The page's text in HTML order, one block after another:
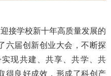
接学校新十年高质量发展的
六届创新创业大会，不断探
现共建、共享、共学、共
得良好成效，形成了科创产